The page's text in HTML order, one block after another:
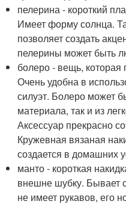
пелерина - короткий
Имеет форму солнца.
позволяет создать
пелерины может быть
болеро - вещь,
Очень удобна в
силуэт. Болеро может
материала, так и из
Аксессуар прекрасно
Кружевная вязаная
создается в домашних
манто - короткая
внешне шубку. Бывает
не имеет рукавов, его